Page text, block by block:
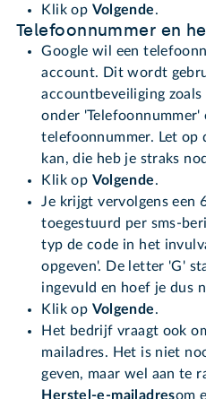
Klik op Volgende.
Telefoonnummer en
Google wil een
account. Dit wordt
accountbeveiliging zoals
onder 'Telefoonnummer'
telefoonnummer. Let op
kan, die heb je straks
Klik op Volgende.
Je krijgt vervolgens een
toegestuurd per sms-
typ de code in het
opgeven'. De letter 'G'
ingevuld en hoef je dus
Klik op Volgende.
Het bedrijf vraagt ook
mailadres. Het is niet
geven, maar wel aan te
Herstel-e-mailadresom